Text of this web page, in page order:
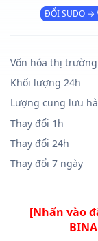
ĐỔI SUDO →
Vốn hóa thị trường
Khối lượng 24h
Lượng cung lưu
Thay đổi 1h
Thay đổi 24h
Thay đổi 7 ngày
[Nhấn vào